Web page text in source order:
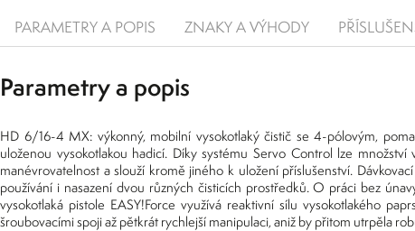
PARAMETRY A POPIS ZNAKY A VÝHODY
Parametry a popis
HD 6/16-4 MX: výkonný, mobilní vysokotlaký čistič se 4-pólovým,
uloženou vysokotlakou hadicí. Díky systému Servo Control lze
manévrovatelnost a slouží kromě jiného k uložení příslušenství.
používání i nasazení dvou různých čisticích prostředků. O práci bez
vysokotlaká pistole EASY!Force využívá reaktivní sílu vysokotlakého
šroubovacími spoji až pětkrát rychlejší manipulaci, aniž by přitom utrpěla